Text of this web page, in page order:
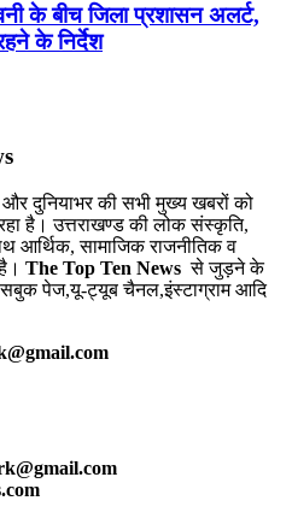
के बीच जिला प्रशासन अलर्ट,
के निर्देश
दुनियाभर की सभी मुख्य खबरों को
है। उत्तराखण्ड की लोक संस्कृति,
आर्थिक, सामाजिक राजनीतिक व
The Top Ten News से जुड़ने के
पेज,यू-ट्यूब चैनल,इंस्टाग्राम आदि